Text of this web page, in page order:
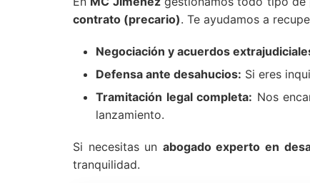
contrato (precario). Te ayudamos a
Negociación y acuerdos
Defensa ante desahucios: Si eres
Tramitación legal completa: Nos
lanzamiento.
Si necesitas un abogado experto en
tranquilidad.